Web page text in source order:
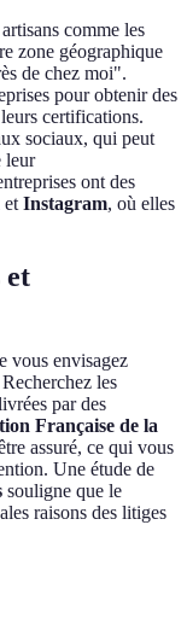
comme les
zone géographique
de chez moi".
pour obtenir des
certifications.
sociaux, qui peut
leur
ont des
et Instagram, où elles
et
vous envisagez
les
par des
Française de la
assuré, ce qui vous
Une étude de
souligne que le
raisons des litiges